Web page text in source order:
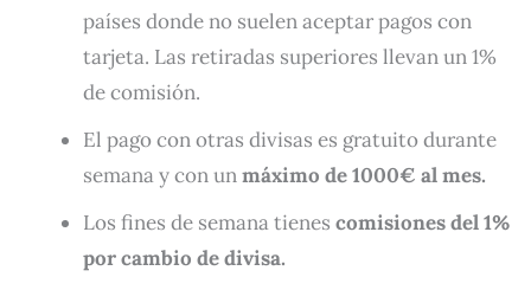
países donde no suelen aceptar pagos con
tarjeta. Las retiradas superiores llevan un 1%
de comisión.
El pago con otras divisas es gratuito durante
semana y con unmáximo de 1000€ al mes.
Los fines de semana tienes comisiones del 1%
por cambio de divisa.